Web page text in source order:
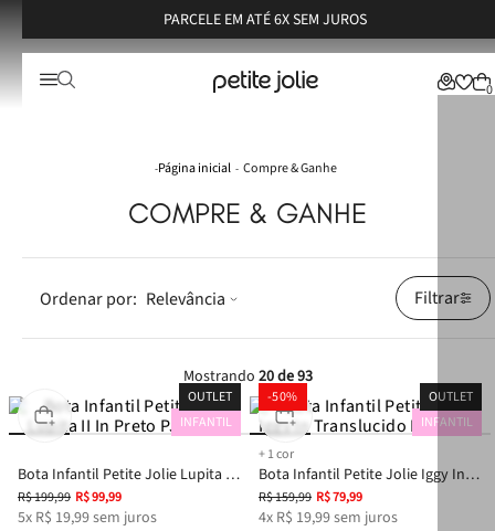
PARCELE EM ATÉ 6X SEM JUROS
0
Compre & Ganhe
COMPRE & GANHE
Relevância Filtrar
Mostrando 20 de 93
Bota Infantil Petite Jolie Lupita II
In Preto PJ7508IN
R$199,99 R$99,99
5x R$ 19,99sem juros
OUTLET
INFANTIL
-50%
+1cor
Bota Infantil Petite Jolie Iggy In
Translucido PJ7517IN
R$159,99 R$79,99
4x R$ 19,99sem juros
OUTLET
INFANTIL